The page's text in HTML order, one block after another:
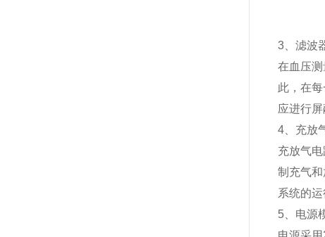
3、滤波
在血压
此，在
应进行屏
4、充放
充放气
制充气
系统的运
5、电源